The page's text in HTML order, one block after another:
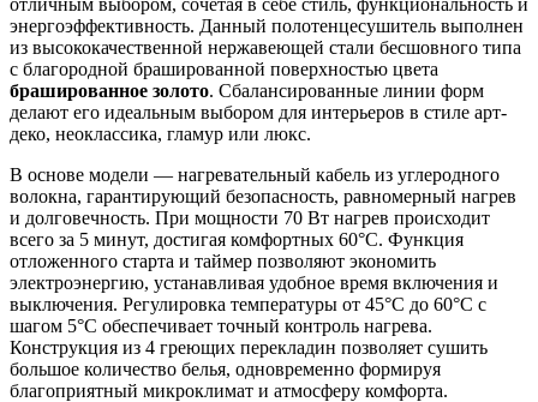
энергоэффективность. Данный полотенцесушитель выполнен
из высококачественной нержавеющей стали бесшовного типа
с благородной брашированной поверхностью цвета
брашированное золото. Сбалансированные линии форм
делают его идеальным выбором для интерьеров в стиле арт-
деко, неоклассика, гламур или люкс.
В основе модели — нагревательный кабель из углеродного
волокна, гарантирующий безопасность, равномерный нагрев
и долговечность. При мощности 70 Вт нагрев происходит
всего за 5 минут, достигая комфортных 60°C. Функция
отложенного старта и таймер позволяют экономить
электроэнергию, устанавливая удобное время включения и
выключения. Регулировка температуры от 45°C до 60°C с
шагом 5°C обеспечивает точный контроль нагрева.
Конструкция из 4 греющих перекладин позволяет сушить
большое количество белья, одновременно формируя
благоприятный микроклимат и атмосферу комфорта.